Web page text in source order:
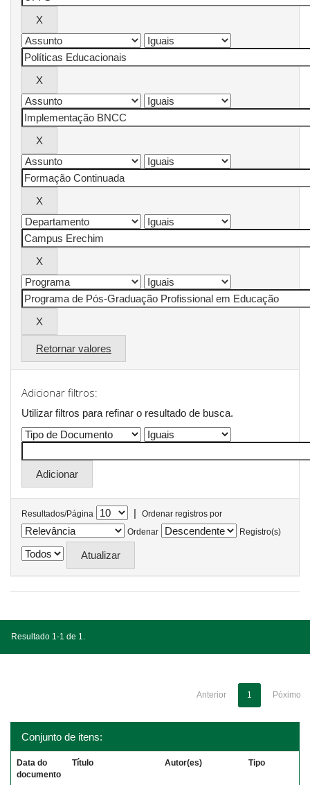
Retornar valores
Adicionar filtros:
Utilizar filtros para refinar o resultado de busca.
Resultados/Página |
Ordenar registros por
Ordenar
Registro(s)
Resultado 1-1 de 1.
Anterior 1 Póximo
Conjunto de itens:
Data do
documento
Título Autor(es) Tipo